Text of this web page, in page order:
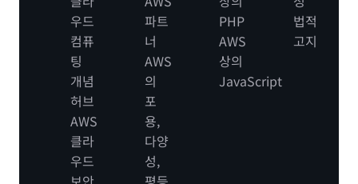
우드
컴퓨
팅
개념
허브
AWS
클라
우드
파트
너
AWS
의
포
용,
다양
성,
PHP
AWS
상의
JavaScript
법적
고지